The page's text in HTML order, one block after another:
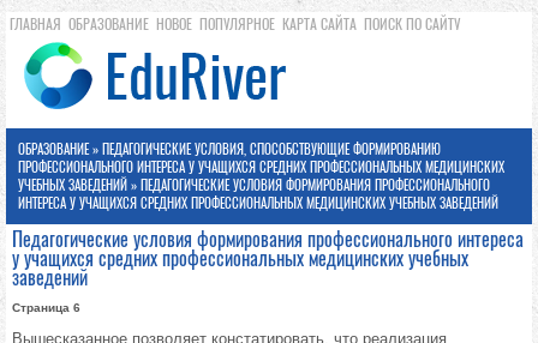
ГЛАВНАЯ ОБРАЗОВАНИЕ НОВОЕ ПОПУЛЯРНОЕ КАРТА САЙТА ПОИСК ПО САЙТУ
ОБРАЗОВАНИЕ» ПЕДАГОГИЧЕСКИЕ УСЛОВИЯ, СПОСОБСТВУЮЩИЕ ФОРМИРОВАНИЮ
ПРОФЕССИОНАЛЬНОГО ИНТЕРЕСА У УЧАЩИХСЯ СРЕДНИХ ПРОФЕССИОНАЛЬНЫХ МЕДИЦИНСКИХ
УЧЕБНЫХ ЗАВЕДЕНИЙ » ПЕДАГОГИЧЕСКИЕ УСЛОВИЯ ФОРМИРОВАНИЯ ПРОФЕССИОНАЛЬНОГО
ИНТЕРЕСА У УЧАЩИХСЯ СРЕДНИХ ПРОФЕССИОНАЛЬНЫХ МЕДИЦИНСКИХ УЧЕБНЫХ ЗАВЕДЕНИЙ
Педагогические условия формирования профессионального интереса
у учащихся средних профессиональных медицинских учебных
заведений
Страница 6
Вышесказанное позволяет констатировать, что реализация